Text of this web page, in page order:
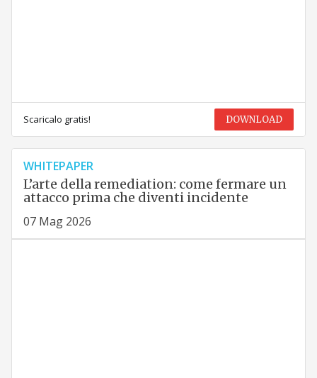
Scaricalo gratis! DOWNLOAD
WHITEPAPER
L’arte della remediation: come fermare un
attacco prima che diventi incidente
07 Mag 2026